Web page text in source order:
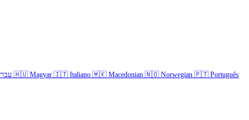
🇭🇺 Magyar 🇮🇹 Italiano 🇲🇰 Macedonian 🇳🇴 Norwegian 🇵🇹 Português